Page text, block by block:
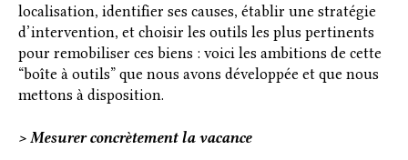
localisation, identifier ses causes, établir une stratégie
d’intervention, et choisir les outils les plus pertinents
pour remobiliser ces biens : voici les ambitions de cette
“boîte à outils” que nous avons développée et que nous
mettons à disposition.
> Mesurer concrètement la vacance